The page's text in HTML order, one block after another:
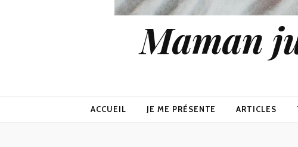
Maman
ACCUEIL JE ME PRÉSENTE ARTICLES